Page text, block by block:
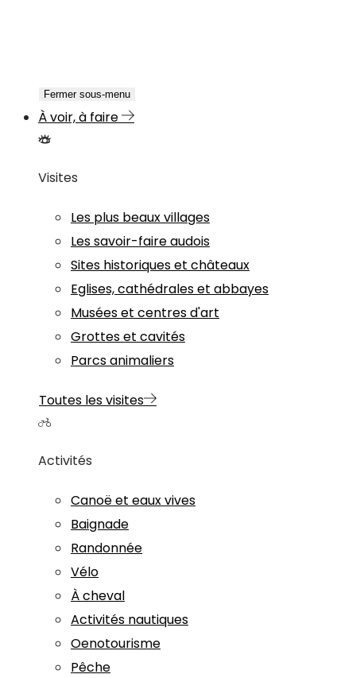
Fermer sous-menu
À voir, à faire
Visites
Les plus beaux villages
Les savoir-faire audois
Sites historiques et châteaux
Eglises, cathédrales et abbayes
Musées et centres d'art
Grottes et cavités
Parcs animaliers
Toutes les visites
Activités
Canoë et eaux vives
Baignade
Randonnée
Vélo
À cheval
Activités nautiques
Oenotourisme
Pêche